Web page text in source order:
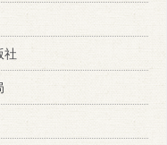
社